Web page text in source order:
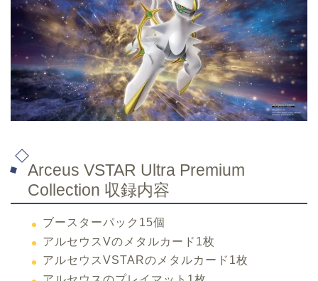
Arceus VSTAR Ultra Premium
Collection 収録内容
ブースターパック15個
アルセウスVのメタルカード1枚
アルセウスVSTARのメタルカード1枚